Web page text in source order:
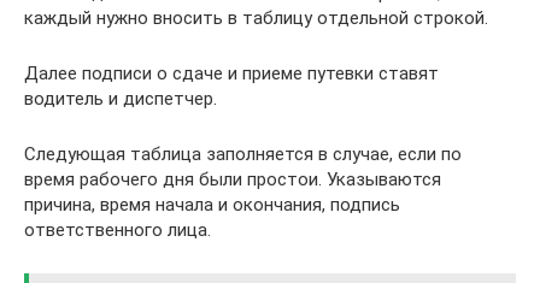
каждый нужно вносить в таблицу отдельной строкой.
Далее подписи о сдаче и приеме путевки ставят
водитель и диспетчер.
Следующая таблица заполняется в случае, если по
время рабочего дня были простои. Указываются
причина, время начала и окончания, подпись
ответственного лица.